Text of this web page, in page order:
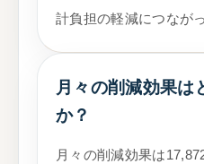
計負担の軽減につながっ
月々の削減効果は
か？
月々の削減効果は